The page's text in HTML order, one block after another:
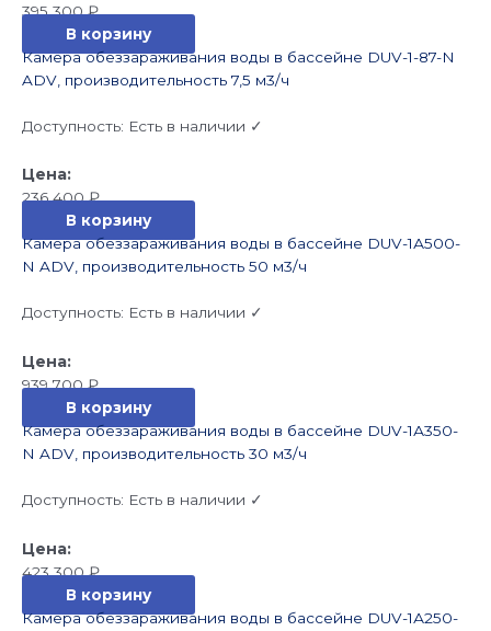
395 300₽
В корзину
Камера обеззараживания воды в бассейне DUV-1-87-N
ADV, производительность 7,5 м3/ч
Доступность: Есть в наличии ✓
236 400₽
В корзину
Камера обеззараживания воды в бассейне DUV-1А500-
N ADV, производительность 50 м3/ч
Доступность: Есть в наличии ✓
939 700₽
В корзину
Камера обеззараживания воды в бассейне DUV-1А350-
N ADV, производительность 30 м3/ч
Доступность: Есть в наличии ✓
423 300₽
В корзину
Камера обеззараживания воды в бассейне DUV-1А250-